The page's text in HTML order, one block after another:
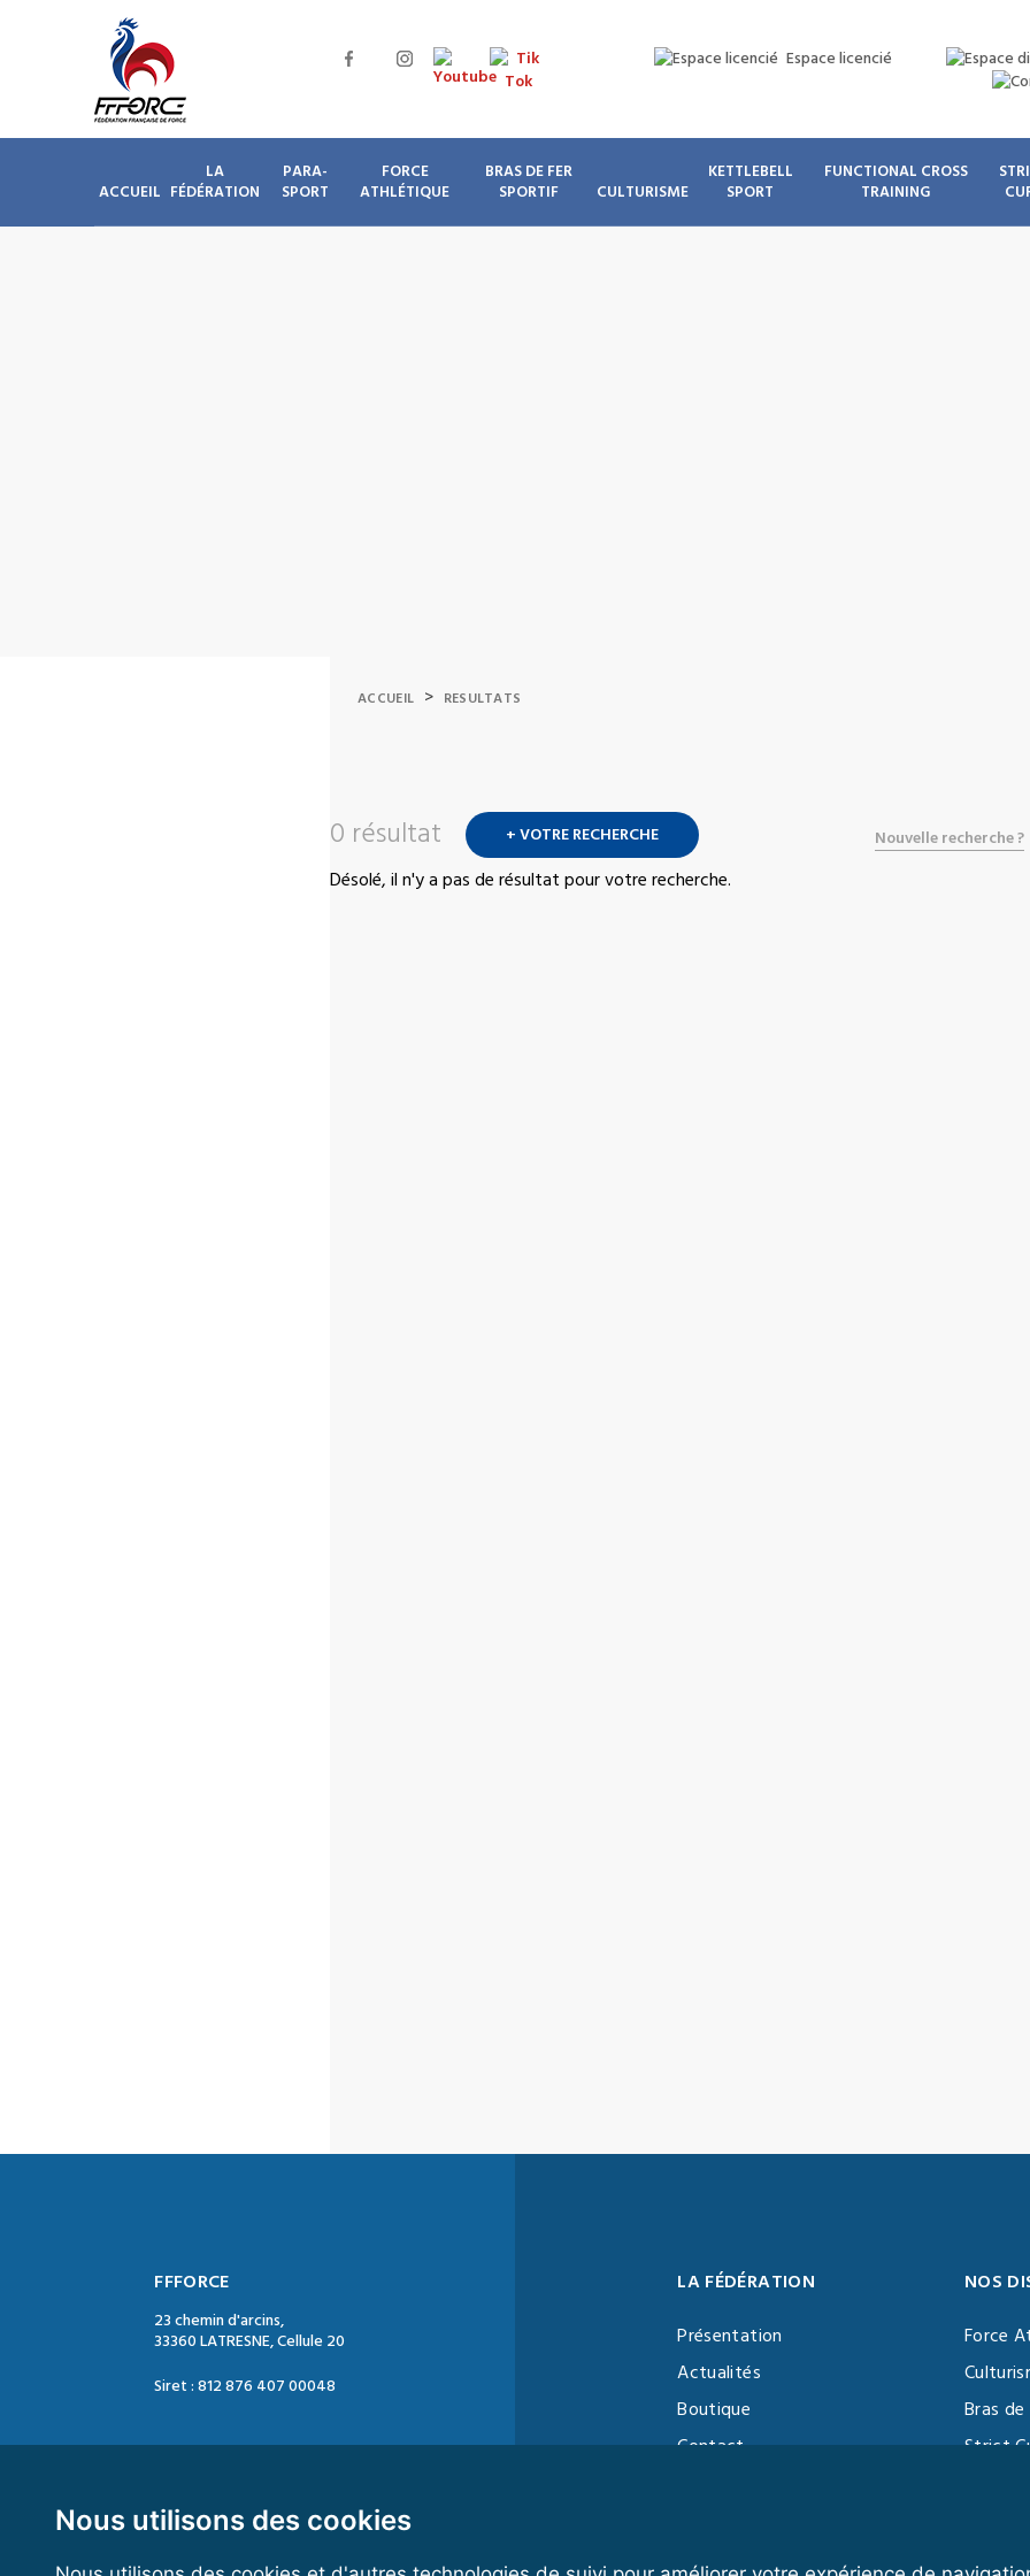
Nous utilisons des cookies
Espace licencié
ACCUEIL
LA
FÉDÉRATION
PARA-
SPORT
FORCE
ATHLÉTIQUE
BRAS DE FER
SPORTIF
CULTURISME
KETTLEBELL
SPORT
FUNCTIONAL CROSS
TRAINING
ACCUEIL > RESULTATS
0 résultat + VOTRE RECHERCHE Nouvelle recherche ?
Désolé, il n'y a pas de résultat pour votre recherche.
FFFORCE
23 chemin d'arcins,
33360 LATRESNE, Cellule 20
Siret : 812 876 407 00048
Mail : contact@ffforce.fr
LA FÉDÉRATION
Présentation
Actualités
Boutique
Contact
NOS
Force
Bras
Strict